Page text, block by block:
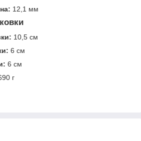
12,1 мм
10,5 см
6 см
6 см
г